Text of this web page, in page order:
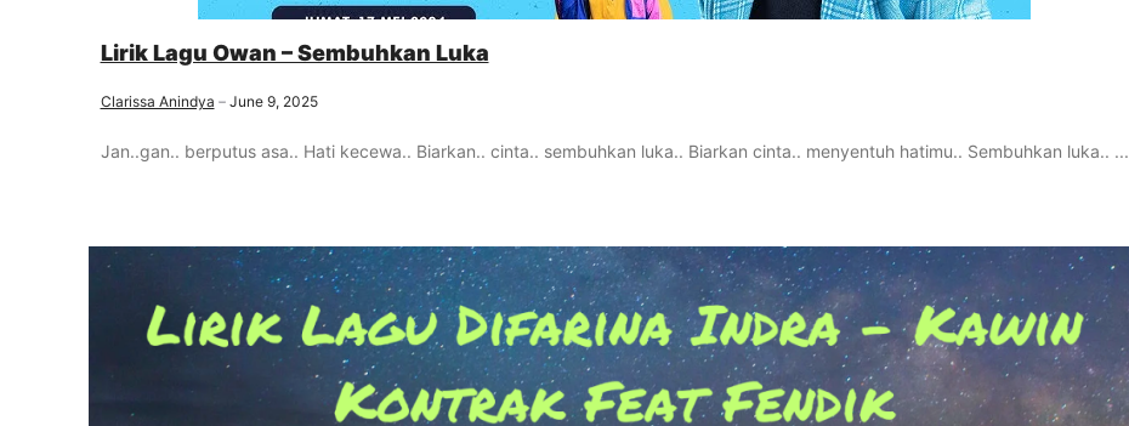
Lirik Lagu Owan – Sembuhkan Luka
Clarissa Anindya June 9, 2025
Jan..gan.. berputus asa.. Hati kecewa.. Biarkan.. cinta.. sembuhkan luka.. Biarkan cinta.. menyentuh hatimu.. Sembuhkan luka.. ...